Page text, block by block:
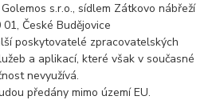
s.r.o., sídlem Zátkovo nábřeží
České Budějovice
poskytovatelé zpracovatelských
a aplikací, které však v současné
nevyužívá.
předány mimo území EU.